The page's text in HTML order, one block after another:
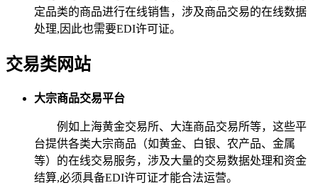
定品类的商品进行在线销售，涉及商品交易的在线数据
处理,因此也需要EDI许可证。
交易类网站
大宗商品交易平台
例如上海黄金交易所、大连商品交易所等，这些平
台提供各类大宗商品（如黄金、白银、农产品、金属
等）的在线交易服务，涉及大量的交易数据处理和资金
结算,必须具备EDI许可证才能合法运营。